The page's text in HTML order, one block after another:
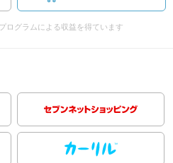
ログラムによる収益を得ています